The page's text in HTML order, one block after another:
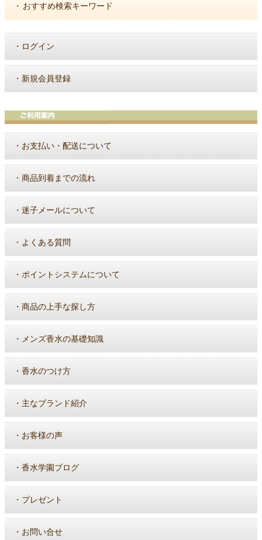
・ おすすめ検索キーワード
・ ログイン
・ 新規会員登録
・ お支払い・配送について
・ 商品到着までの流れ
・ 迷子メールについて
・ よくある質問
・ ポイントシステムについて
・ 商品の上手な探し方
・ メンズ香水の基礎知識
・ 香水のつけ方
・ 主なブランド紹介
・ お客様の声
・ 香水学園ブログ
・ プレゼント
・ お問い合せ